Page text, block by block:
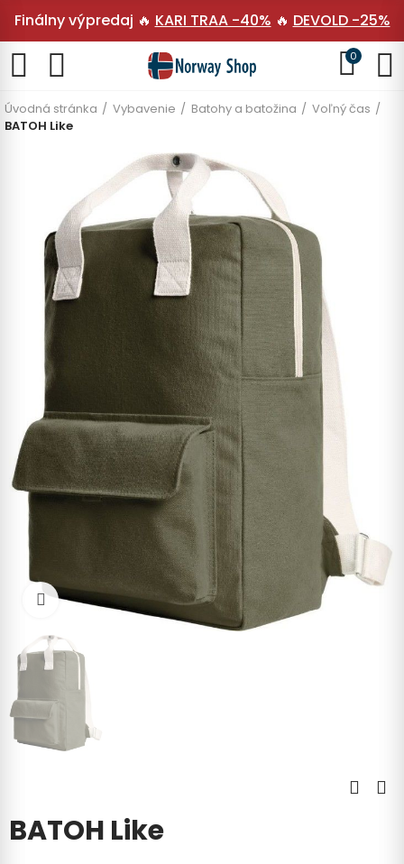
Finálny výpredaj 🔥 KARI TRAA -40% 🔥 DEVOLD -25%
0
Úvodná stránka Vybavenie Batohy a batožina
Voľný čas
BATOH Like
Kliknite pre zväčšenie
BATOH Like